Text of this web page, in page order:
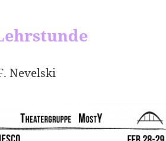
Nevelski